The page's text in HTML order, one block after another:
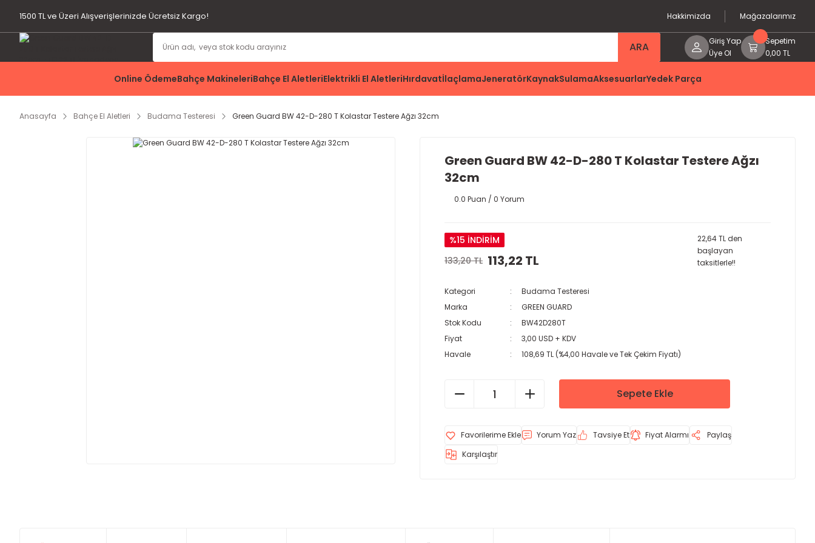
1500 TL ve Üzeri Alışverişlerinizde Ücretsiz Kargo! Hakkimizda Mağazalarımız
ARA
Giriş Yap
Üye Ol
Sepetim
0,00 TL
Online ÖdemeBahçe MakineleriBahçe El AletleriElektrikli El AletleriHırdavatİlaçlamaJeneratörKaynakSulamaAksesuarlarYedek Parça
Anasayfa Bahçe El Aletleri Budama Testeresi Green Guard BW 42-D-280 T Kolastar Testere Ağzı 32cm
Green Guard BW 42-D-280 T Kolastar Testere Ağzı
32cm
0.0 Puan / 0 Yorum
%15 İNDİRİM
133,20 TL 113,22 TL
22,64 TL den
başlayan
taksitlerle!!
Kategori
Budama Testeresi
Marka
GREEN GUARD
Stok Kodu
BW42D280T
Fiyat
3,00 USD + KDV
Havale
108,69 TL (%4,00 Havale ve Tek Çekim Fiyatı)
Sepete Ekle
Yorum Yaz Tavsiye Et Fiyat Alarmı
Paylaş
Karşılaştır